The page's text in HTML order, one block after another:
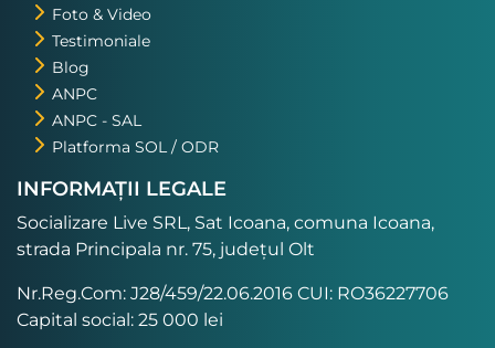
Foto & Video
Testimoniale
Blog
ANPC
ANPC - SAL
Platforma SOL / ODR
INFORMAȚII LEGALE
Socializare Live SRL, Sat Icoana, comuna Icoana,
strada Principala nr. 75, județul Olt
Nr.Reg.Com: J28/459/22.06.2016 CUI: RO36227706
Capital social: 25 000 lei